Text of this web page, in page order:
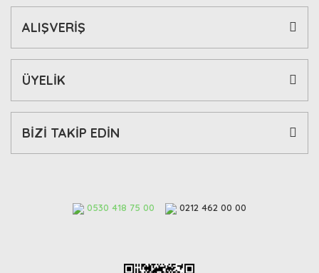
ALIŞVERİŞ
ÜYELİK
BİZİ TAKİP EDİN
0530 418 75 00 0212 462 00 00